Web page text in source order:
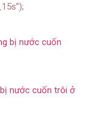
nước cuốn trôi ở